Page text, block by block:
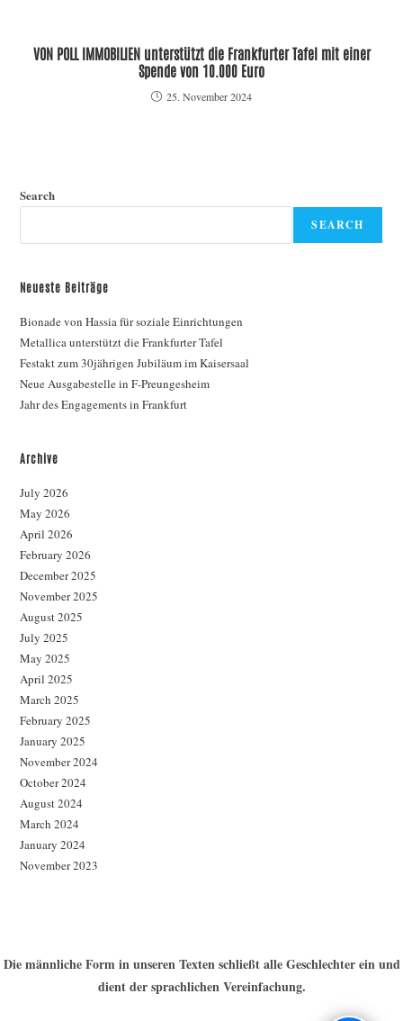
VON POLL IMMOBILIEN unterstützt die Frankfurter Tafel mit einer
Spende von 10.000 Euro
25. November 2024
Search
SEARCH
Neueste Beiträge
Bionade von Hassia für soziale Einrichtungen
Metallica unterstützt die Frankfurter Tafel
Festakt zum 30jährigen Jubiläum im Kaisersaal
Neue Ausgabestelle in F-Preungesheim
Jahr des Engagements in Frankfurt
Archive
July 2026
May 2026
April 2026
February 2026
December 2025
November 2025
August 2025
July 2025
May 2025
April 2025
March 2025
February 2025
January 2025
November 2024
October 2024
August 2024
March 2024
January 2024
November 2023
Die männliche Form in unseren Texten schließt alle Geschlechter ein und
dient der sprachlichen Vereinfachung.